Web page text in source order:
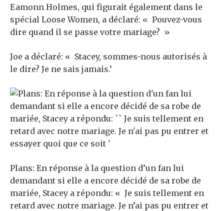
Eamonn Holmes, qui figurait également dans le
spécial Loose Women, a déclaré: « Pouvez-vous
dire quand il se passe votre mariage? »
Joe a déclaré: « Stacey, sommes-nous autorisés à
le dire? Je ne sais jamais.’
Plans: En réponse à la question d’un fan lui
demandant si elle a encore décidé de sa robe de
mariée, Stacey a répondu: « Je suis tellement en
retard avec notre mariage. Je n’ai pas pu entrer et